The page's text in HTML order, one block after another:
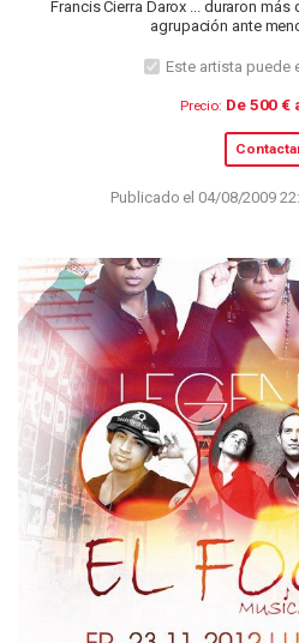
Francis Cierra Darox ... duraron
agrupación ante
Este artista puede
Precio: De 500 €
Publicado el 04/08/2009